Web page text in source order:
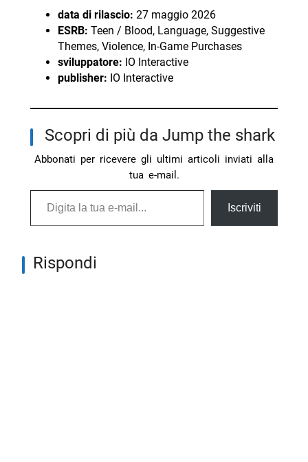
data di rilascio: 27 maggio 2026
ESRB: Teen / Blood, Language, Suggestive
Themes, Violence, In-Game Purchases
sviluppatore: IO Interactive
publisher: IO Interactive
Scopri di più da Jump the shark
Abbonati per ricevere gli ultimi articoli inviati alla
tua e-mail.
Digita la tua e-mail...
Iscriviti
Rispondi